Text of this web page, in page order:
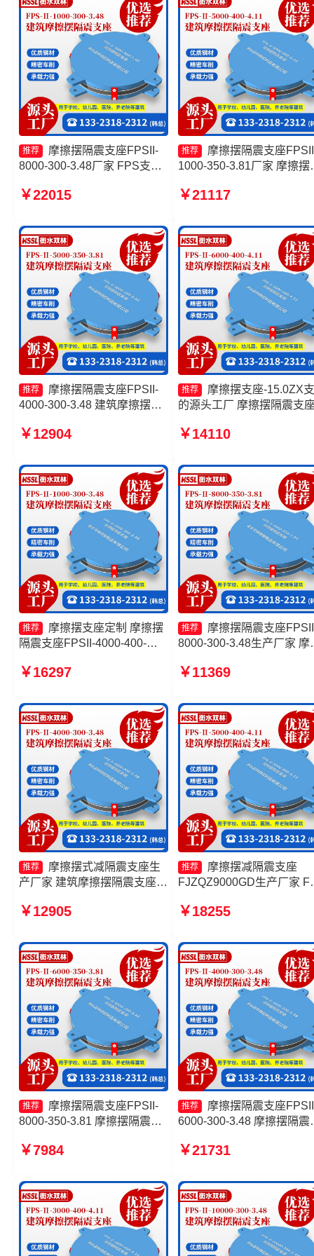
推荐
摩擦摆隔震支座FPSII-
8000-300-3.48厂家 FPS支座
FPSII-8000-350-3.81 摩擦摆
3.48生产厂家
￥22015
推荐
摩擦摆隔震支座
1000-350-3.81厂家 摩擦摆
厂家 摩擦摆隔震支座FPSII-
支座
￥21117
推荐
摩擦摆隔震支座FPSII-
4000-300-3.48 建筑摩擦摆隔
型减隔震支座 摩擦摆隔震支座
￥12904
推荐
摩擦摆支座-15.0ZX
的源头工厂 摩擦摆隔震支
厂 摩擦摆隔震支座报价 摩
3.81生产厂家
￥14110
推荐
摩擦摆支座定制 摩擦摆
隔震支座FPSII-4000-400-
家 摩擦摆支座-15.0ZX支座的
￥16297
推荐
摩擦摆隔震支座
8000-300-3.48生产厂家 摩
3.81源头工厂 摩擦摆隔震
擦隔震支座生产厂家
￥11369
推荐
摩擦摆式减隔震支座生
产厂家 建筑摩擦摆隔震支座
座源头工厂 摩擦支座生产厂家
￥12905
推荐
摩擦摆减隔震支座
FJZQZ9000GD生产厂家
FPSII-2000-300-3.48厂家
350-3.81
￥18255
推荐
摩擦摆隔震支座FPSII-
8000-350-3.81 摩擦摆隔震支
摩擦摆式减震支座 摩擦摆支座
￥7984
推荐
摩擦摆隔震支座
6000-300-3.48 摩擦摆隔震
工厂 摩擦支座价格 建筑摩
￥21731